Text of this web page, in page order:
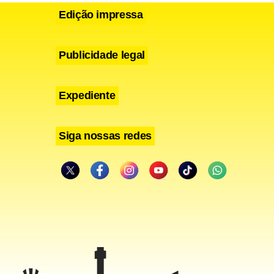
me diga,
Edição impressa
Publicidade legal
Expediente
Siga nossas redes